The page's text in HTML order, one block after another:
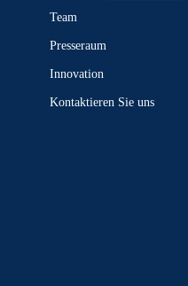
Team
Presseraum
Innovation
Kontaktieren Sie uns